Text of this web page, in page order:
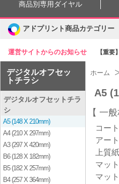
運営サイトからのお知らせ 【重
商品別専用ダイヤル
アドプリント商品カテゴリー
デジタルオフセッ
トチラシ
デジタルオフセットチラ
シ
A5 (148 X 210mm)
A4 (210 X 297mm)
A3 (297 X 420mm)
B6 (128 X 182mm)
B5 (182 X 257mm)
B4 (257 X 364mm)
ホーム
A5
一
コー
アー
上質
マッ
マッ